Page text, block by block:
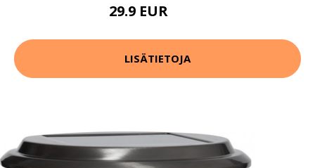
29.9 EUR
LISÄTIETOJA